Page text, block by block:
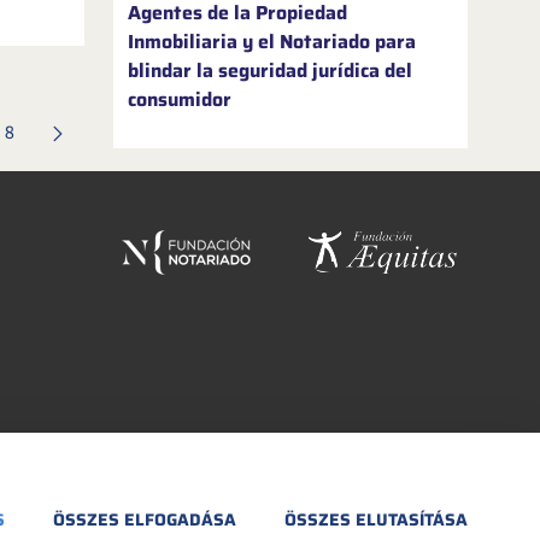
oldalak Navigáljon a TAB billentyűvel.
Oldal
8
Agentes de la Propiedad
Inmobiliaria y el Notariado para
blindar la seguridad jurídica del
consumidor
ÖSSZES ELFOGADÁSA ÖSSZES ELUTASÍTÁSA